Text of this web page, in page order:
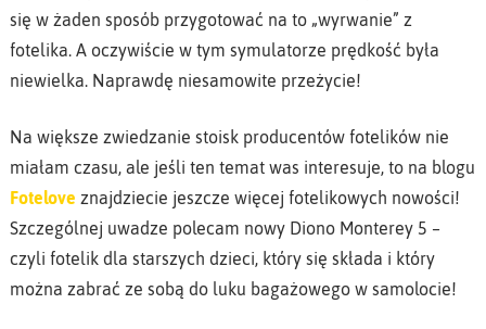
się w żaden sposób przygotować na to „wyrwanie” z
fotelika. A oczywiście w tym symulatorze prędkość była
niewielka. Naprawdę niesamowite przeżycie!
Na większe zwiedzanie stoisk producentów fotelików nie
miałam czasu, ale jeśli ten temat was interesuje, to na blogu
Fotelove znajdziecie jeszcze więcej fotelikowych nowości!
Szczególnej uwadze polecam nowy Diono Monterey 5 –
czyli fotelik dla starszych dzieci, który się składa i który
można zabrać ze sobą do luku bagażowego w samolocie!